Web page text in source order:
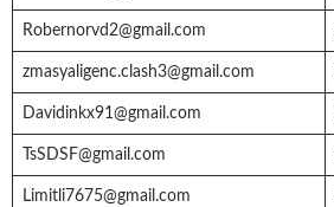
Robernorvd2@gmail.com
zmasyaligenc.clash3@gmail.com
Davidinkx91@gmail.com
TsSDSF@gmail.com
Limitli7675@gmail.com